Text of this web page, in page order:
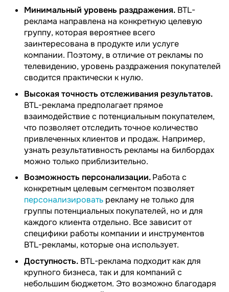
Минимальный уровень раздражения. BTL-
реклама направлена на конкретную целевую
группу, которая вероятнее всего
заинтересована в продукте или услуге
компании. Поэтому, в отличие от рекламы по
телевидению, уровень раздражения покупателей
сводится практически к нулю.
Высокая точность отслеживания результатов.
BTL-реклама предполагает прямое
взаимодействие с потенциальным покупателем,
что позволяет отследить точное количество
привлеченных клиентов и продаж. Например,
узнать результативность рекламы на билбордах
можно только приблизительно.
Возможность персонализации.Работа с
конкретным целевым сегментом позволяет
персонализировать рекламу не только для
группы потенциальных покупателей, но и для
каждого клиента отдельно. Все зависит от
специфики работы компании и инструментов
BTL-рекламы, которые она использует.
Доступность. BTL-реклама подходит как для
крупного бизнеса, так и для компаний с
небольшим бюджетом. Это возможно благодаря